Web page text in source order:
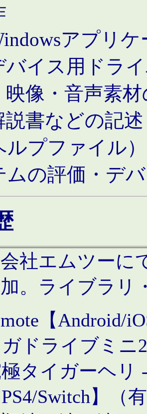
アプリ
バイス用ドラ
映像・音声素
説書などの記
ルプファイル）
ムの評価・デ
社エムツーに
。ライブラリ
【Android/
ガドライブミニ
タイガーヘリ
PS4/Switch】（